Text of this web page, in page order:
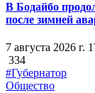
В Бодайбо
после зимней
7 августа 2026 г.
334
#Губернатор
Общество